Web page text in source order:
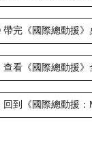
完《國際總動援
看《國際總動援》
到《國際總動援：